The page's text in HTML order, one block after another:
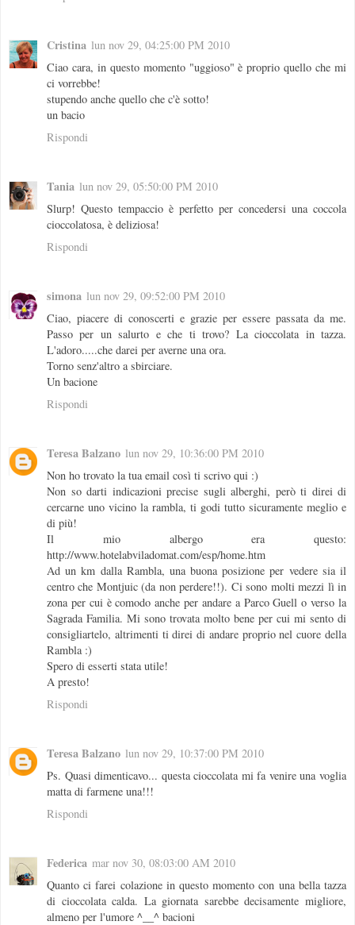
Cristina lun nov 29, 04:25:00 PM 2010
Ciao cara, in questo momento "uggioso" è proprio quello che mi
ci vorrebbe!
stupendo anche quello che c'è sotto!
un bacio
Rispondi
Tania lun nov 29, 05:50:00 PM 2010
Slurp! Questo tempaccio è perfetto per concedersi una coccola
cioccolatosa, è deliziosa!
Rispondi
simona lun nov 29, 09:52:00 PM 2010
Ciao, piacere di conoscerti e grazie per essere passata da me.
Passo per un salurto e che ti trovo? La cioccolata in tazza.
L'adoro.....che darei per averne una ora.
Torno senz'altro a sbirciare.
Un bacione
Rispondi
Teresa Balzano lun nov 29, 10:36:00 PM 2010
Non ho trovato la tua email così ti scrivo qui :)
Non so darti indicazioni precise sugli alberghi, però ti direi di
cercarne uno vicino la rambla, ti godi tutto sicuramente meglio e
di più!
Il mio albergo era questo:
http://www.hotelabviladomat.com/esp/home.htm
Ad un km dalla Rambla, una buona posizione per vedere sia il
centro che Montjuic (da non perdere!!). Ci sono molti mezzi lì in
zona per cui è comodo anche per andare a Parco Guell o verso la
Sagrada Familia. Mi sono trovata molto bene per cui mi sento di
consigliartelo, altrimenti ti direi di andare proprio nel cuore della
Rambla :)
Spero di esserti stata utile!
A presto!
Rispondi
Teresa Balzano lun nov 29, 10:37:00 PM 2010
Ps. Quasi dimenticavo... questa cioccolata mi fa venire una voglia
matta di farmene una!!!
Rispondi
Federica mar nov 30, 08:03:00 AM 2010
Quanto ci farei colazione in questo momento con una bella tazza
di cioccolata calda. La giornata sarebbe decisamente migliore,
almeno per l'umore ^__^ bacioni